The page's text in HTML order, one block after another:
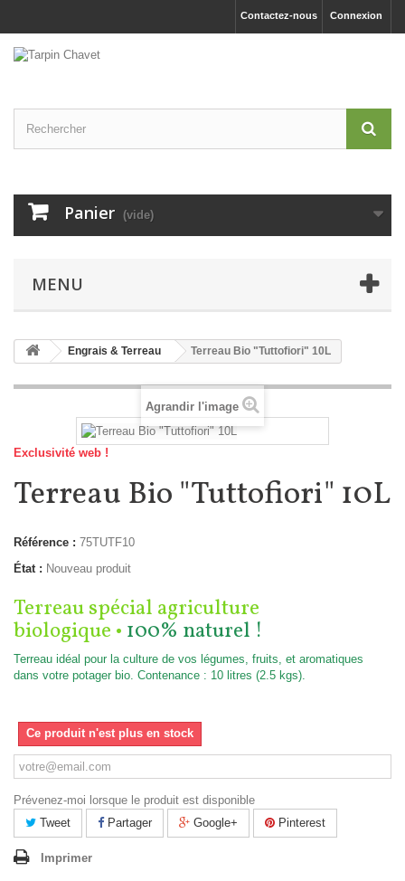
Connexion
Contactez-nous
Panier (vide)
MENU
Engrais & Terreau Terreau Bio "Tuttofiori" 10L
Agrandir l'image
Exclusivité web !
Terreau Bio "Tuttofiori" 10L
Référence : 75TUTF10
État : Nouveau produit
Terreau spécial agriculture
biologique • 100% naturel !
Terreau idéal pour la culture de vos légumes, fruits, et aromatiques
dans votre potager bio. Contenance : 10 litres (2.5 kgs).
Ce produit n'est plus en stock
Prévenez-moi lorsque le produit est disponible
Tweet
Partager Google+ Pinterest
Imprimer